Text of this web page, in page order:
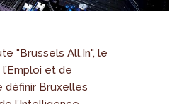
"Brussels All.In", le
et de
définir Bruxelles